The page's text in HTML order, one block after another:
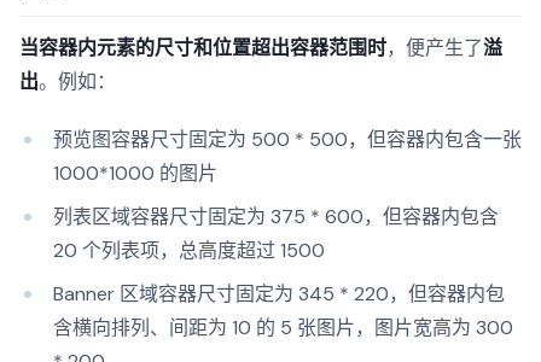
当容器内元素的尺寸和位置超出容器范围时，便产生了溢
出。例如：
预览图容器尺寸固定为 500 * 500，但容器内包含一张
1000*1000 的图片
列表区域容器尺寸固定为 375 * 600，但容器内包含
20 个列表项，总高度超过 1500
Banner 区域容器尺寸固定为 345 * 220，但容器内包
含横向排列、间距为 10 的 5 张图片，图片宽高为 300